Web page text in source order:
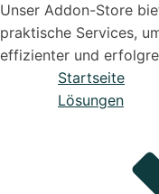
Unser Addon-Store
praktische Services,
effizienter und
Startseite
Lösungen